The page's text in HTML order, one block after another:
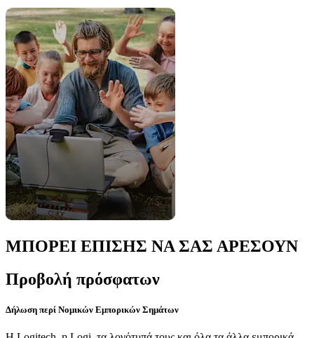
ΜΠΟΡΕΙ ΕΠΙΣΗΣ ΝΑ ΣΑΣ ΑΡΕΣΟΥΝ
Προβολή πρόσφατων
Δήλωση περί Νομικών Εμπορικών Σημάτων